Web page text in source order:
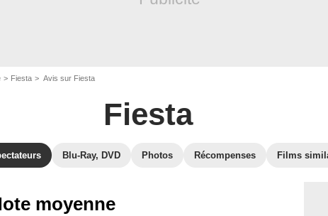
Fiesta Avis sur Fiesta
Fiesta
Blu-Ray, DVD Photos Récompenses Films
moyenne